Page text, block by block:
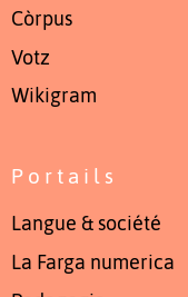
Còrpus
Votz
Wikigram
Portails
Langue & société
La Farga numerica